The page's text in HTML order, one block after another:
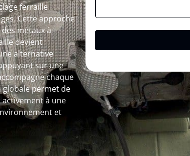
ferraille
Cette approche
métaux à
devient
alternative
sur une
chaque
globale permet de
à une
et